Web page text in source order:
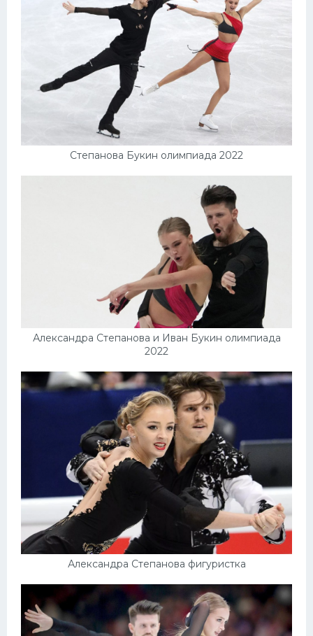
Степанова Букин олимпиада 2022
Александра Степанова и Иван Букин олимпиада
2022
Александра Степанова фигуристка